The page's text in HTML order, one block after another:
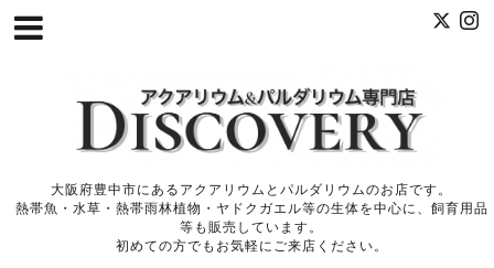
大阪府豊中市にあるアクアリウムとパルダリウムのお店です。
熱帯魚・水草・熱帯雨林植物・ヤドクガエル等の生体を中心に、飼育用品
等も販売しています。
初めての方でもお気軽にご来店ください。